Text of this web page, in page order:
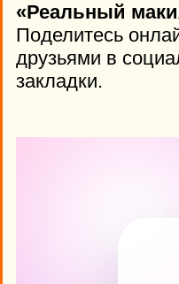
«Реальный
Поделитесь
друзьями в
закладки.